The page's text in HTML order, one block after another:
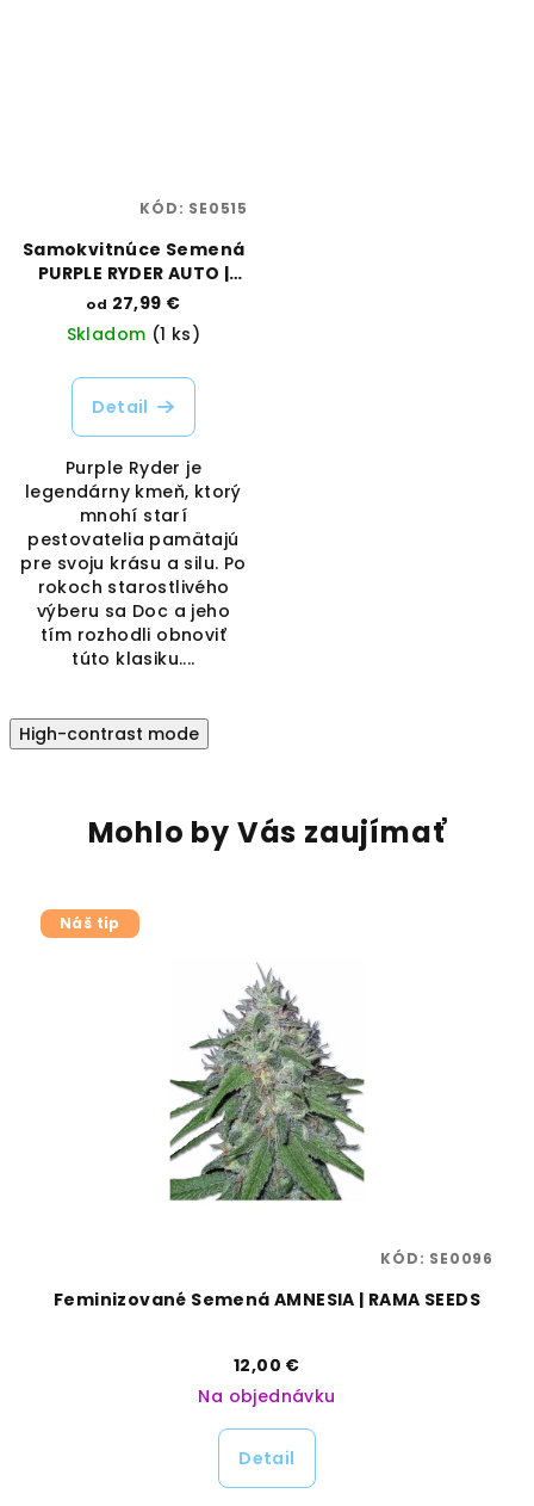
Samokvitnúce Semená
PURPLE RYDER AUTO |
DOCTORS CHOICE
od 27,99 €
Skladom (1 ks)
Detail
Purple Ryder je
legendárny kmeň, ktorý
mnohí starí
pestovatelia pamätajú
pre svoju krásu a silu. Po
rokoch starostlivého
výberu sa Doc a jeho
tím rozhodli obnoviť
túto klasiku....
KÓD: SE0515
High-contrast mode
Mohlo by Vás zaujímať
Náš tip
Feminizované Semená AMNESIA | RAMA SEEDS
12,00 €
Na objednávku
Detail
KÓD: SE0096